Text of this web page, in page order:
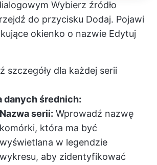
Wybierz źródło
do przycisku Dodaj. Pojawi
okienko o nazwie Edytuj
szczegóły dla każdej serii
danych średnich:
Nazwa serii: Wprowadź nazwę
komórki, która ma być
wyświetlana w legendzie
wykresu, aby zidentyfikować